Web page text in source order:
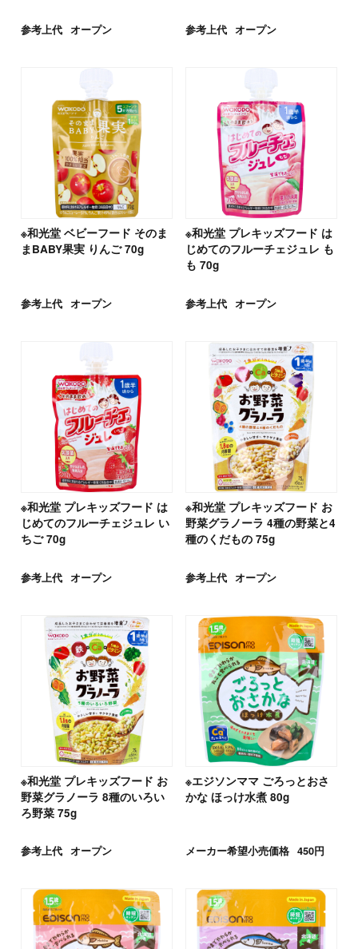
参考上代 オープン 参考上代 オープン
※和光堂 ベビーフード そのま
まBABY果実 りんご 70g
参考上代 オープン
※和光堂 プレキッズフード は
じめてのフルーチェジュレ も
も 70g
参考上代 オープン
※和光堂 プレキッズフード は
じめてのフルーチェジュレ い
ちご 70g
参考上代 オープン
※和光堂 プレキッズフード お
野菜グラノーラ 4種の野菜と4
種のくだもの 75g
参考上代 オープン
※和光堂 プレキッズフード お
野菜グラノーラ 8種のいろい
ろ野菜 75g
参考上代 オープン
※エジソンママ ごろっとおさ
かな ほっけ水煮 80g
メーカー希望小売価格 450円